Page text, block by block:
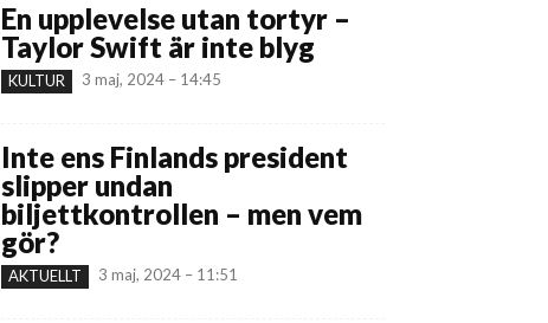
En upplevelse utan tortyr –
Taylor Swift är inte blyg
KULTUR 3 maj, 2024 – 14:45
Inte ens Finlands president
slipper undan
biljettkontrollen – men vem
gör?
AKTUELLT 3 maj, 2024 – 11:51